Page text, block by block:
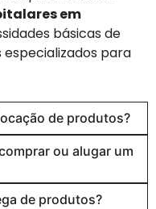
em
básicas de
para
de produtos?
ou alugar um
de produtos?